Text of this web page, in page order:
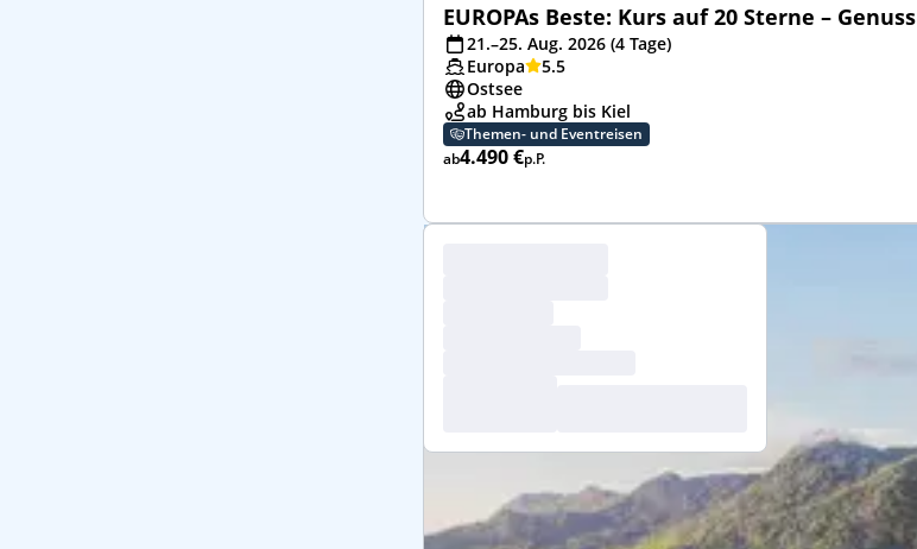
EUROPAs Beste: Kurs auf 20 Sterne – Genuss
21.–25. Aug. 2026 (4 Tage)
Europa
5.5
Ostsee
ab Hamburg bis Kiel
Themen- und Eventreisen
ab4.490 €p.P.